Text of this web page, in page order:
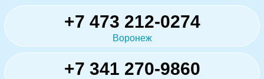
+7 473 212-0274
Воронеж
+7 341 270-9860